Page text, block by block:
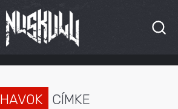
HAVOK CÍMKE